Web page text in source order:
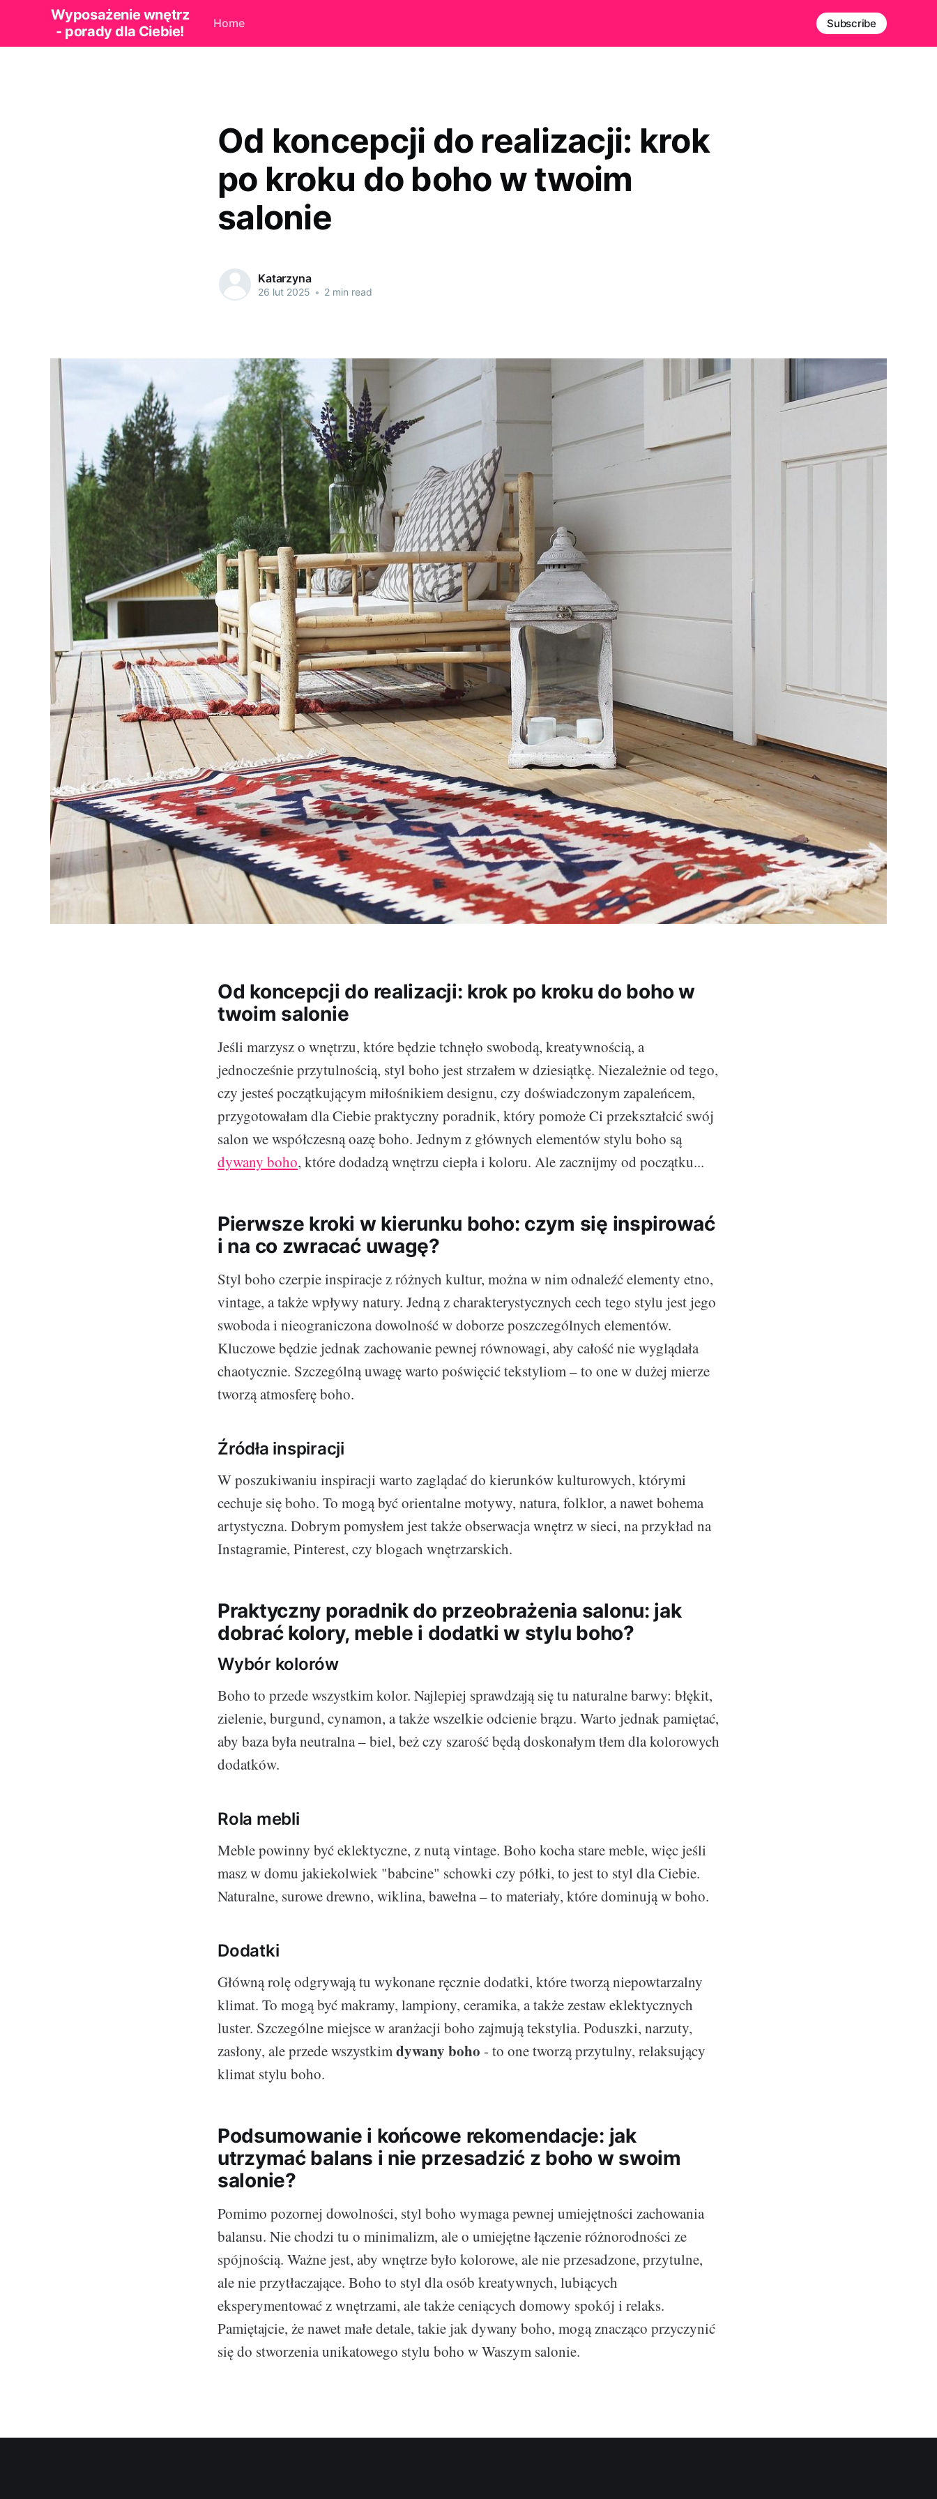
Wyposażenie wnętrz
- porady dla Ciebie!
Home Subscribe
Od koncepcji do realizacji: krok
po kroku do boho w twoim
salonie
Katarzyna
26 lut 2025 • 2 min read
Od koncepcji do realizacji: krok po kroku do boho w
twoim salonie
Jeśli marzysz o wnętrzu, które będzie tchnęło swobodą, kreatywnością, a
jednocześnie przytulnością, styl boho jest strzałem w dziesiątkę. Niezależnie od tego,
czy jesteś początkującym miłośnikiem designu, czy doświadczonym zapaleńcem,
przygotowałam dla Ciebie praktyczny poradnik, który pomoże Ci przekształcić swój
salon we współczesną oazę boho. Jednym z głównych elementów stylu boho są
dywany boho, które dodadzą wnętrzu ciepła i koloru. Ale zacznijmy od początku...
Pierwsze kroki w kierunku boho: czym się inspirować
i na co zwracać uwagę?
Styl boho czerpie inspiracje z różnych kultur, można w nim odnaleźć elementy etno,
vintage, a także wpływy natury. Jedną z charakterystycznych cech tego stylu jest jego
swoboda i nieograniczona dowolność w doborze poszczególnych elementów.
Kluczowe będzie jednak zachowanie pewnej równowagi, aby całość nie wyglądała
chaotycznie. Szczególną uwagę warto poświęcić tekstyliom – to one w dużej mierze
tworzą atmosferę boho.
Źródła inspiracji
W poszukiwaniu inspiracji warto zaglądać do kierunków kulturowych, którymi
cechuje się boho. To mogą być orientalne motywy, natura, folklor, a nawet bohema
artystyczna. Dobrym pomysłem jest także obserwacja wnętrz w sieci, na przykład na
Instagramie, Pinterest, czy blogach wnętrzarskich.
Praktyczny poradnik do przeobrażenia salonu: jak
dobrać kolory, meble i dodatki w stylu boho?
Wybór kolorów
Boho to przede wszystkim kolor. Najlepiej sprawdzają się tu naturalne barwy: błękit,
zielenie, burgund, cynamon, a także wszelkie odcienie brązu. Warto jednak pamiętać,
aby baza była neutralna – biel, beż czy szarość będą doskonałym tłem dla kolorowych
dodatków.
Rola mebli
Meble powinny być eklektyczne, z nutą vintage. Boho kocha stare meble, więc jeśli
masz w domu jakiekolwiek "babcine" schowki czy półki, to jest to styl dla Ciebie.
Naturalne, surowe drewno, wiklina, bawełna – to materiały, które dominują w boho.
Dodatki
Główną rolę odgrywają tu wykonane ręcznie dodatki, które tworzą niepowtarzalny
klimat. To mogą być makramy, lampiony, ceramika, a także zestaw eklektycznych
luster. Szczególne miejsce w aranżacji boho zajmują tekstylia. Poduszki, narzuty,
zasłony, ale przede wszystkim dywany boho - to one tworzą przytulny, relaksujący
klimat stylu boho.
Podsumowanie i końcowe rekomendacje: jak
utrzymać balans i nie przesadzić z boho w swoim
salonie?
Pomimo pozornej dowolności, styl boho wymaga pewnej umiejętności zachowania
balansu. Nie chodzi tu o minimalizm, ale o umiejętne łączenie różnorodności ze
spójnością. Ważne jest, aby wnętrze było kolorowe, ale nie przesadzone, przytulne,
ale nie przytłaczające. Boho to styl dla osób kreatywnych, lubiących
eksperymentować z wnętrzami, ale także ceniących domowy spokój i relaks.
Pamiętajcie, że nawet małe detale, takie jak dywany boho, mogą znacząco przyczynić
się do stworzenia unikatowego stylu boho w Waszym salonie.